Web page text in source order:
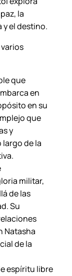
la
y el destino.
que
en
en su
que
y
largo de la
militar,
de las
Su
Natasha
de la
espíritu libre